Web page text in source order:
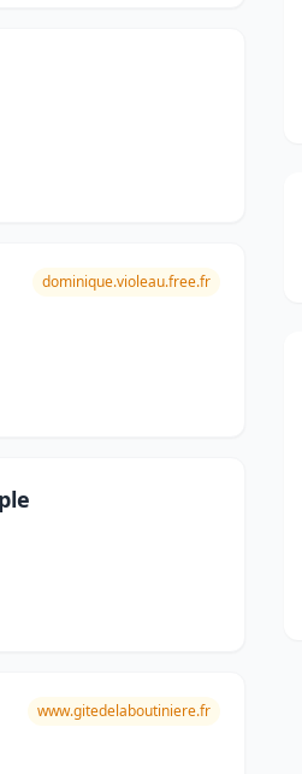
dominique.violeau.free.fr
www.gitedelaboutiniere.fr